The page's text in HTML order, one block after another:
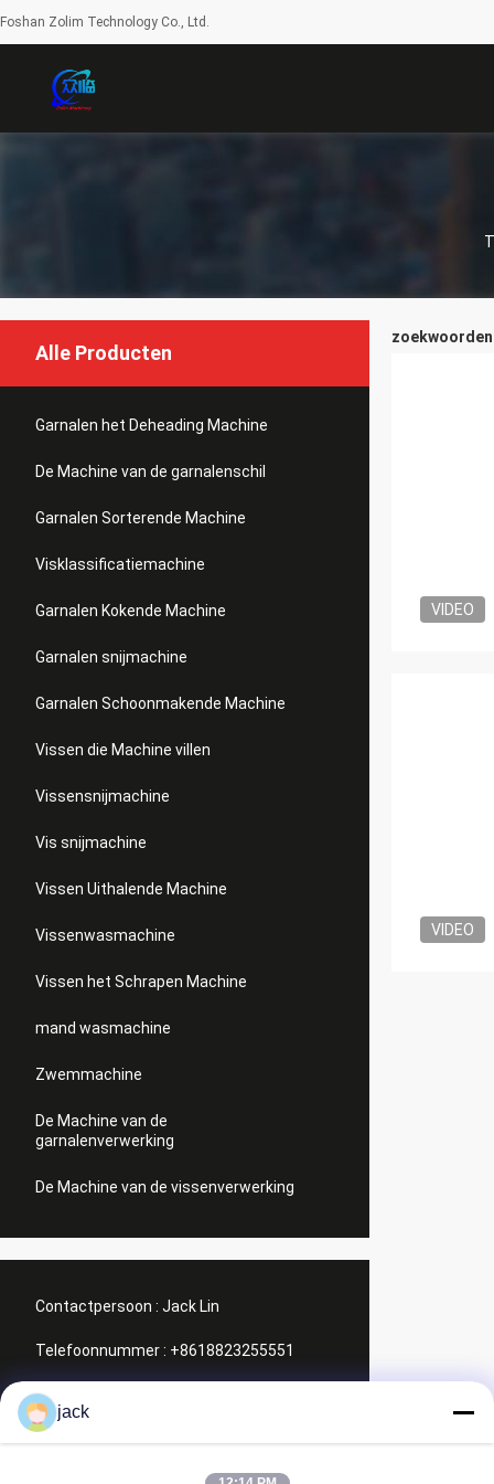
Foshan Zolim Technology Co., Ltd.
Alle Producten
Garnalen het Deheading Machine
De Machine van de garnalenschil
Garnalen Sorterende Machine
Visklassificatiemachine
Garnalen Kokende Machine
Garnalen snijmachine
Garnalen Schoonmakende Machine
Vissen die Machine villen
Vissensnijmachine
Vis snijmachine
Vissen Uithalende Machine
Vissenwasmachine
Vissen het Schrapen Machine
mand wasmachine
Zwemmachine
De Machine van de
garnalenverwerking
De Machine van de vissenverwerking
Contactpersoon : Jack Lin
Telefoonnummer : +8618823255551
WhatsApp :
VIDEO
VIDEO
jack